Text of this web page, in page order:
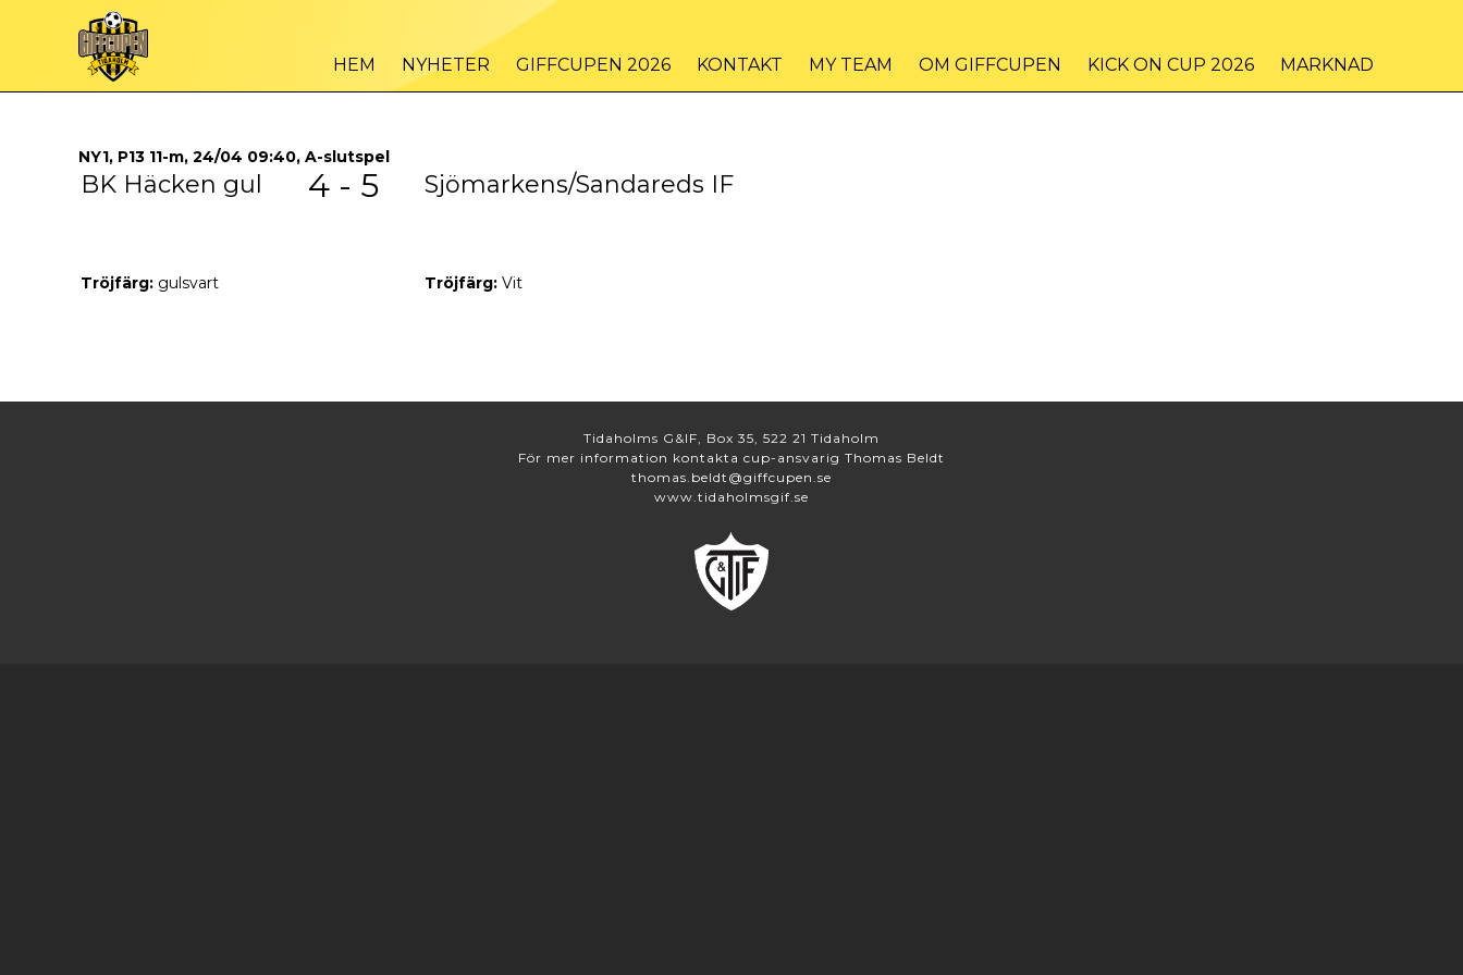
HEM NYHETER GIFFCUPEN 2026 KONTAKT MY TEAM OM GIFFCUPEN KICK ON CUP 2026 MARKNAD
NY1, P13 11-m, 24/04 09:40, A-slutspel
BK Häcken gul 4 - 5 Sjömarkens/Sandareds IF
Tröjfärg: gulsvart Tröjfärg: Vit
Tidaholms G&IF, Box 35, 522 21 Tidaholm
För mer information kontakta cup-ansvarig Thomas Beldt
thomas.beldt@giffcupen.se
www.tidaholmsgif.se